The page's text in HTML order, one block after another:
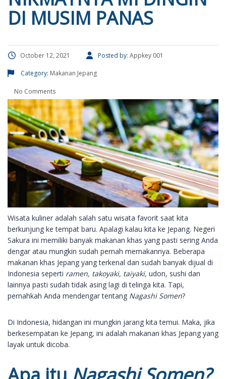
DI MUSIM PANAS
October 12, 2021 Posted by: Appkey 001
Category: Makanan Jepang
No Comments
Wisata kuliner adalah salah satu wisata favorit saat kita
berkunjung ke tempat baru. Apalagi kalau kita ke Jepang. Negeri
Sakura ini memiliki banyak makanan khas yang pasti sering Anda
dengar atau mungkin sudah pernah memakannya. Beberapa
makanan khas Jepang yang terkenal dan sudah banyak dijual di
Indonesia seperti ramen, takoyaki, taiyaki, udon, sushi dan
lainnya pasti sudah tidak asing lagi di telinga kita. Tapi,
pernahkah Anda mendengar tentang Nagashi Somen?
Di Indonesia, hidangan ini mungkin jarang kita temui. Maka, jika
berkesempatan ke Jepang, ini adalah makanan khas Jepang yang
layak untuk dicoba.